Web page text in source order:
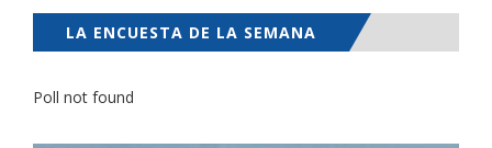
LA ENCUESTA DE LA SEMANA
Poll not found